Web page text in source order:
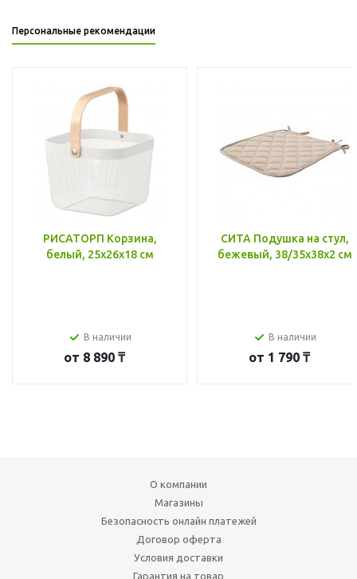
Персональные рекомендации
РИСАТОРП Корзина,
белый, 25x26x18 см
В наличии
от 8 890 ₸
СИТА Подушка на стул,
бежевый, 38/35x38x2 см
В наличии
от 1 790 ₸
О компании
Магазины
Безопасность онлайн платежей
Договор оферта
Условия доставки
Гарантия на товар